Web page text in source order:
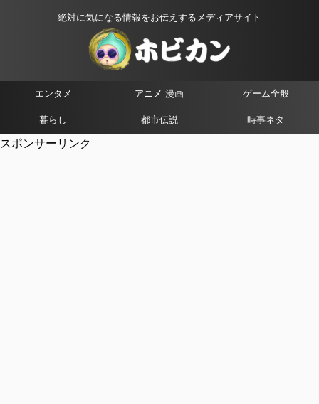
絶対に気になる情報をお伝えするメディアサイト
エンタメ アニメ 漫画 ゲーム全般
暮らし 都市伝説 時事ネタ
スポンサーリンク